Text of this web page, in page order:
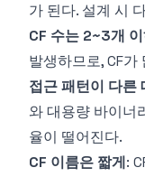
가 된다. 설계 시
CF 수는 2~3개
발생하므로, CF
접근 패턴이 다른
와 대용량 바이너
율이 떨어진다.
CF 이름은 짧게: